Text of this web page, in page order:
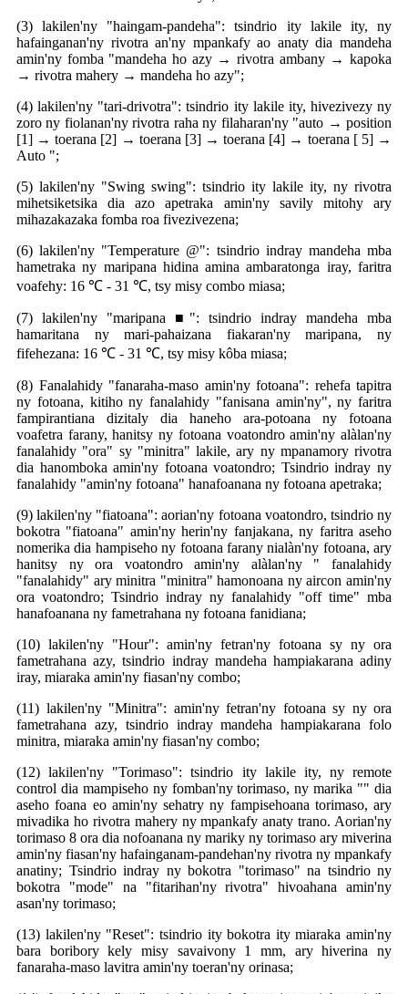
(3) lakilen'ny "haingam-pandeha": tsindrio ity lakile ity, ny
hafainganan'ny rivotra an'ny mpankafy ao anaty dia mandeha
amin'ny fomba "mandeha ho azy → rivotra ambany → kapoka
→ rivotra mahery → mandeha ho azy";
(4) lakilen'ny "tari-drivotra": tsindrio ity lakile ity, hivezivezy ny
zoro ny fiolanan'ny rivotra raha ny filaharan'ny "auto → position
[1] → toerana [2] → toerana [3] → toerana [4] → toerana [ 5] →
Auto ";
(5) lakilen'ny "Swing swing": tsindrio ity lakile ity, ny rivotra
mihetsiketsika dia azo apetraka amin'ny savily mitohy ary
mihazakazaka fomba roa fivezivezena;
(6) lakilen'ny "Temperature @": tsindrio indray mandeha mba
hametraka ny maripana hidina amina ambaratonga iray, faritra
voafehy: 16 ℃ - 31 ℃, tsy misy combo miasa;
(7) lakilen'ny "maripana ■": tsindrio indray mandeha mba
hamaritana ny mari-pahaizana fiakaran'ny maripana, ny
fifehezana: 16 ℃ - 31 ℃, tsy misy kôba miasa;
(8) Fanalahidy "fanaraha-maso amin'ny fotoana": rehefa tapitra
ny fotoana, kitiho ny fanalahidy "fanisana amin'ny", ny faritra
fampirantiana dizitaly dia haneho ara-potoana ny fotoana
voafetra farany, hanitsy ny fotoana voatondro amin'ny alàlan'ny
fanalahidy "ora" sy "minitra" lakile, ary ny mpanamory rivotra
dia hanomboka amin'ny fotoana voatondro; Tsindrio indray ny
fanalahidy "amin'ny fotoana" hanafoanana ny fotoana apetraka;
(9) lakilen'ny "fiatoana": aorian'ny fotoana voatondro, tsindrio ny
bokotra "fiatoana" amin'ny herin'ny fanjakana, ny faritra aseho
nomerika dia hampiseho ny fotoana farany nialàn'ny fotoana, ary
hanitsy ny ora voatondro amin'ny alàlan'ny " fanalahidy
"fanalahidy" ary minitra "minitra" hamonoana ny aircon amin'ny
ora voatondro; Tsindrio indray ny fanalahidy "off time" mba
hanafoanana ny fametrahana ny fotoana fanidiana;
(10) lakilen'ny "Hour": amin'ny fetran'ny fotoana sy ny ora
fametrahana azy, tsindrio indray mandeha hampiakarana adiny
iray, miaraka amin'ny fiasan'ny combo;
(11) lakilen'ny "Minitra": amin'ny fetran'ny fotoana sy ny ora
fametrahana azy, tsindrio indray mandeha hampiakarana folo
minitra, miaraka amin'ny fiasan'ny combo;
(12) lakilen'ny "Torimaso": tsindrio ity lakile ity, ny remote
control dia mampiseho ny fomban'ny torimaso, ny marika "" dia
aseho foana eo amin'ny sehatry ny fampisehoana torimaso, ary
mivadika ho rivotra mahery ny mpankafy anaty trano. Aorian'ny
torimaso 8 ora dia nofoanana ny mariky ny torimaso ary miverina
amin'ny fiasan'ny hafainganam-pandehan'ny rivotra ny mpankafy
anatiny; Tsindrio indray ny bokotra "torimaso" na tsindrio ny
bokotra "mode" na "fitarihan'ny rivotra" hivoahana amin'ny
asan'ny torimaso;
(13) lakilen'ny "Reset": tsindrio ity bokotra ity miaraka amin'ny
bara boribory kely misy savaivony 1 mm, ary hiverina ny
fanaraha-maso lavitra amin'ny toeran'ny orinasa;